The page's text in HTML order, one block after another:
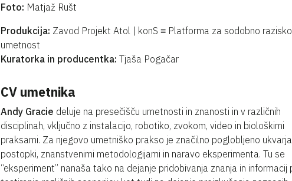
Foto: Matjaž Rušt
Produkcija: Zavod Projekt Atol | konS ≡ Platforma za sodobno
umetnost
Kuratorka in producentka: Tjaša Pogačar
CV umetnika
Andy Gracie deluje na presečišču umetnosti in znanosti in v različnih
disciplinah, vključno z instalacijo, robotiko, zvokom, video in biološkimi
praksami. Za njegovo umetniško prakso je značilno poglobljeno
postopki, znanstvenimi metodologijami in naravo eksperimenta. Tu se
“eksperiment” nanaša tako na dejanje pridobivanja znanja in informacij